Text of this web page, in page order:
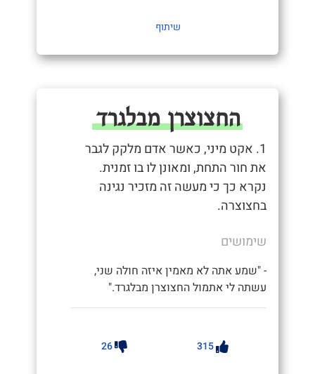
שיתוף
החצוצרן מבלגרד
1. אקט מיני, כאשר אדם מלקק לגבר
את חור התחת, ומאונן לו בו זמנית.
נקרא כך כי מעשה זה מזכיר נגינה
בחצוצרה.
שימושים
- "שמע אתה לא מאמין איזה חולה שני,
עשתה לי אתמול החצוצרן מבלגרד."
315
26